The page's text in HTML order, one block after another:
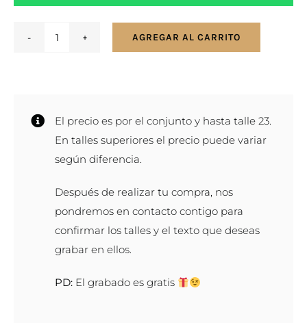
oro
blanco
con
cantidad
AGREGAR AL CARRITO
El precio es por el conjunto y hasta talle 23.
En talles superiores el precio puede variar
según diferencia.
Después de realizar tu compra, nos
pondremos en contacto contigo para
confirmar los talles y el texto que deseas
grabar en ellos.
PD: El grabado es gratis